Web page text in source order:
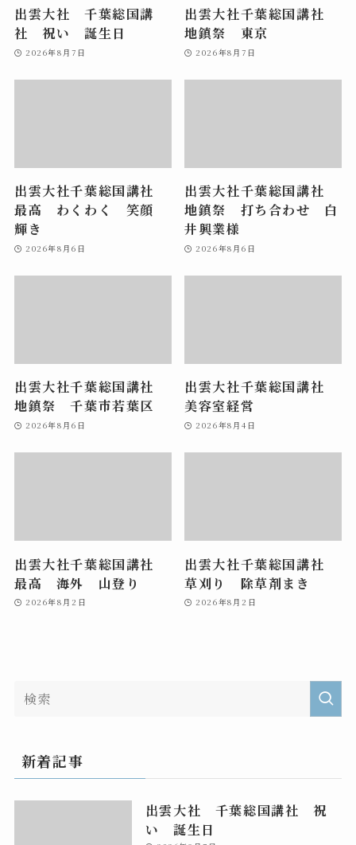
出雲大社 千葉総国講
社 祝い 誕生日
2026年8月7日
出雲大社千葉総国講社
地鎮祭 東京
2026年8月7日
出雲大社千葉総国講社
最高 わくわく 笑顔
輝き
2026年8月6日
出雲大社千葉総国講社
地鎮祭 打ち合わせ 白
井興業様
2026年8月6日
出雲大社千葉総国講社
地鎮祭 千葉市若葉区
2026年8月6日
出雲大社千葉総国講社
美容室経営
2026年8月4日
出雲大社千葉総国講社
最高 海外 山登り
2026年8月2日
出雲大社千葉総国講社
草刈り 除草剤まき
2026年8月2日
新着記事
出雲大社 千葉総国講社 祝
い 誕生日